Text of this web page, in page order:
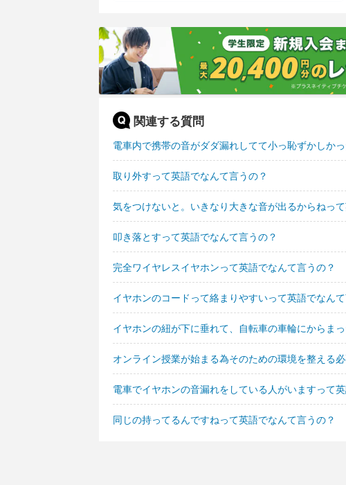
関連する質問
電車内で携帯の音がダダ漏れしてて小っ恥ずかしか
取り外すって英語でなんて言うの？
気をつけないと。いきなり大きな音が出るからねっ
叩き落とすって英語でなんて言うの？
完全ワイヤレスイヤホンって英語でなんて言うの？
イヤホンのコードって絡まりやすいって英語でなん
イヤホンの紐が下に垂れて、自転車の車輪にからま
オンライン授業が始まる為そのための環境を整える
電車でイヤホンの音漏れをしている人がいますって
同じの持ってるんですねって英語でなんて言うの？